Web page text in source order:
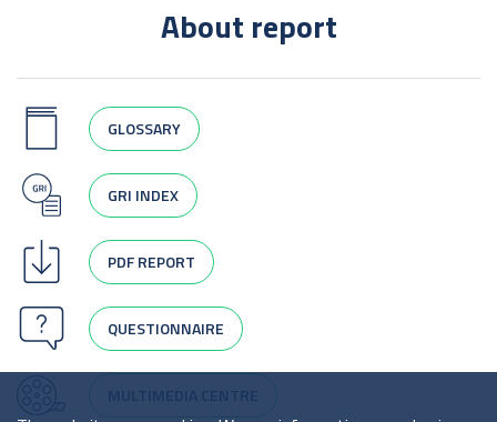
About report
GLOSSARY
GRI INDEX
PDF REPORT
QUESTIONNAIRE